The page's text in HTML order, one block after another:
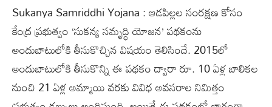
Sukanya Samriddhi Yojana : ఆడపిల్లల సంరక్షణ కోసం
కేంద్ర ప్రభుత్వం ‘సుకన్య సమృద్ధి యోజన’ పథకంను
అందుబాటులోకి తీసుకొచ్చిన విషయం తెలిసిందే. 2015లో
అందుబాటులోకి తీసుకొన్ని ఈ పథకం ద్వారా రూ. 10 ఏళ్ల బాలికల
నుంచి 21 ఏళ్ల అమ్మాయి వరకు వివిధ అవసరాల నిమిత్తం